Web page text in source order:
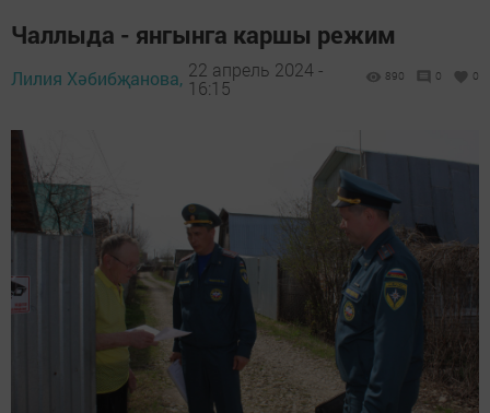
Чаллыда - янгынга каршы режим
Лилия Хәбибҗанова, 22 апрель 2024 -
16:15
890 0 0